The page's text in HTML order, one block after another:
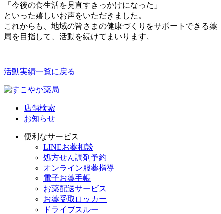
「今後の食生活を見直すきっかけになった」
といった嬉しいお声をいただきました。
これからも、地域の皆さまの健康づくりをサポートできる薬
局を目指して、活動を続けてまいります。
活動実績一覧に戻る
店舗検索
お知らせ
便利なサービス
LINEお薬相談
処方せん調剤予約
オンライン服薬指導
電子お薬手帳
お薬配送サービス
お薬受取ロッカー
ドライブスルー